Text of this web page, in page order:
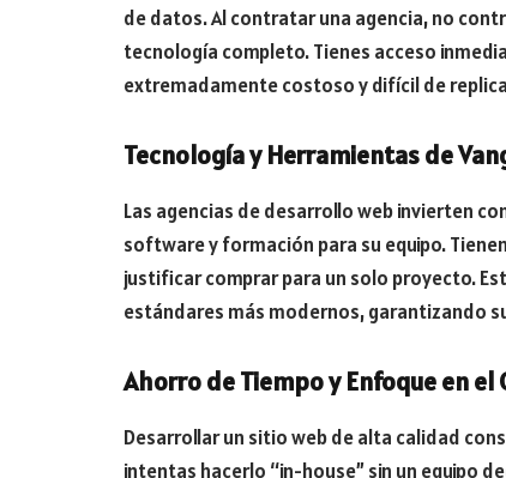
de datos. Al contratar una agencia, no
tecnología completo. Tienes acceso
extremadamente costoso y difícil de
Tecnología y Herramientas de
Las agencias de desarrollo web invierten
software y formación para su equipo.
justificar comprar para un solo proyecto.
estándares más modernos, garantizando
Ahorro de Tiempo y Enfoque en el
Desarrollar un sitio web de alta calidad
intentas hacerlo “in-house” sin un equipo